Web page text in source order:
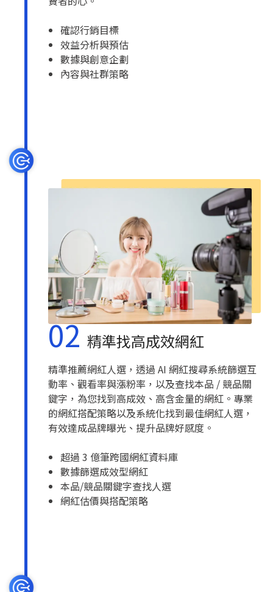
確認行銷目標
效益分析與預估
數據與創意企劃
內容與社群策略
02 精準找高成效網紅
精準推薦網紅人選，透過 AI 網紅搜尋系統篩選互
動率、觀看率與漲粉率，以及查找本品 / 競品關
鍵字，為您找到高成效、高含金量的網紅。專業
的網紅搭配策略以及系統化找到最佳網紅人選，
有效達成品牌曝光、提升品牌好感度。
超過 3 億筆跨國網紅資料庫
數據篩選成效型網紅
本品/競品關鍵字查找人選
網紅估價與搭配策略